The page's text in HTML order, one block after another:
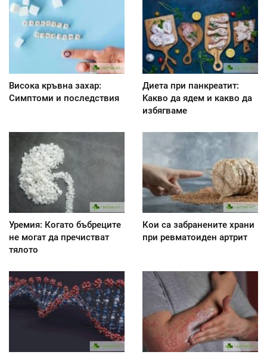
Висока кръвна захар:
Симптоми и последствия
Диета при панкреатит:
Kакво да ядем и какво да
избягваме
Уремия: Когато бъбреците
не могат да пречистват
тялото
Кои са забранените храни
при ревматоиден артрит